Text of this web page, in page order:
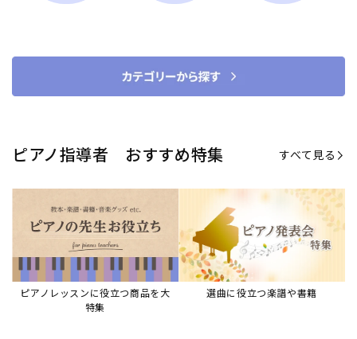
ピアノ指導者 おすすめ特集 すべて見る
ピアノレッスンに役立つ商品を大
特集
選曲に役立つ楽譜や書籍